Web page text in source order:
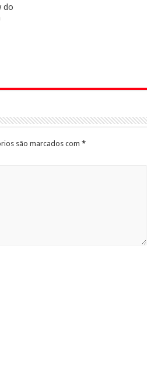
do
são marcados com *